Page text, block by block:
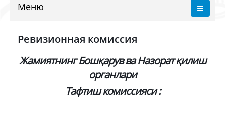
Меню
Ревизионная комиссия
Жамиятнинг Бошқарув ва Назорат қилиш
органлари
Тафтиш комиссияси :